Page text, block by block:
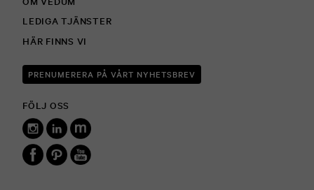
LEDIGA TJÄNSTER
HÄR FINNS VI
PRENUMERERA PÅ VÅRT NYHETSBREV
FÖLJ OSS